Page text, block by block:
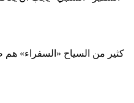
كثير من السياح «السفراء» هم